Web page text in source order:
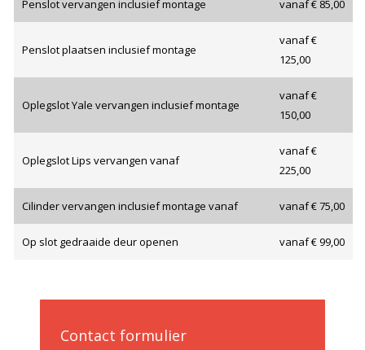
Penslot vervangen inclusief montage vanaf € 85,00
Penslot plaatsen inclusief montage
vanaf €
125,00
Oplegslot Yale vervangen inclusief montage
vanaf €
150,00
Oplegslot Lips vervangen vanaf
vanaf €
225,00
Cilinder vervangen inclusief montage vanaf vanaf € 75,00
Op slot gedraaide deur openen vanaf € 99,00
Contact formulier